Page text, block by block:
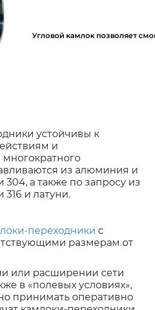
Угловой камлок позволяет
устойчивы к
и
из алюминия и
а также по запросу из
и латуни.
переходники с
размерам от
или расширении сети
в «полевых условиях»,
принимать оперативно